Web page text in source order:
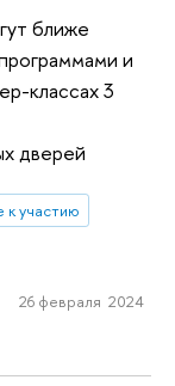
ближе
и
классах 3
дверей
к участию
26 февраля 2024